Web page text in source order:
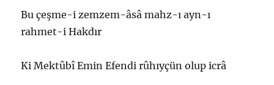
Bu çeşme-i zemzem-âsâ mahz-ı ayn-ı
rahmet-i Hakdır
Ki Mektûbî Emin Efendi rûhıyçün olup icrâ